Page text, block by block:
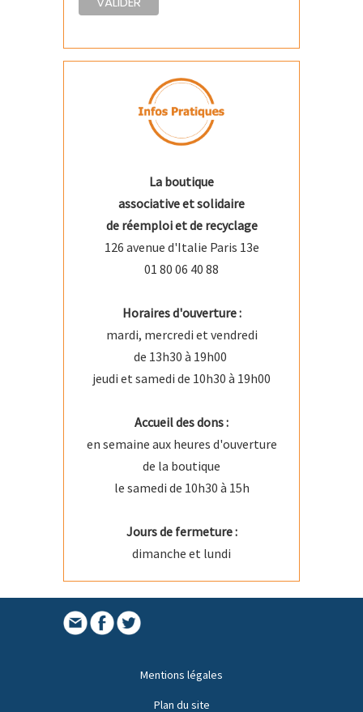
La boutique
associative et solidaire
de réemploi et de recyclage
126 avenue d'Italie Paris 13e
01 80 06 40 88
Horaires d'ouverture :
mardi, mercredi et vendredi
de 13h30 à 19h00
jeudi et samedi de 10h30 à 19h00
Accueil des dons :
en semaine aux heures d'ouverture
de la boutique
le samedi de 10h30 à 15h
Jours de fermeture :
dimanche et lundi
Mentions légales
Plan du site